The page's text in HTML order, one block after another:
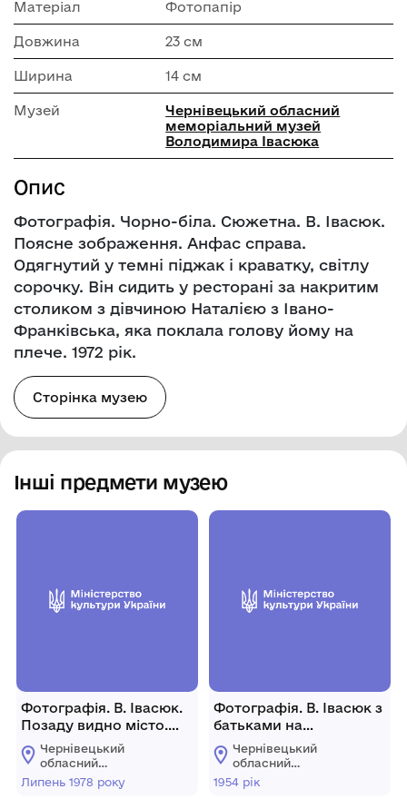
Матеріал Фотопапір
Довжина 23 см
Ширина 14 см
Музей
Чернівецький обласний
меморіальний музей
Володимира Івасюка
Опис
Фотографія. Чорно-біла. Сюжетна. В. Івасюк.
Поясне зображення. Анфас справа.
Одягнутий у темні піджак і краватку, світлу
сорочку. Він сидить у ресторані за накритим
столиком з дівчиною Наталією з Івано-
Франківська, яка поклала голову йому на
плече. 1972 рік.
Сторінка музею
Інші предмети музею
Фотографія. В. Івасюк.
Позаду видно місто.
Таллінн. Липень 1978
року.
Чернівецький
обласний
меморіальний музей
Володимира Івасюка
Липень 1978 року
Фотографія. В. Івасюк з
батьками на
відпочинку. Крим. 1954
рік.
Чернівецький
обласний
меморіальний музей
Володимира Івасюка
1954 рік